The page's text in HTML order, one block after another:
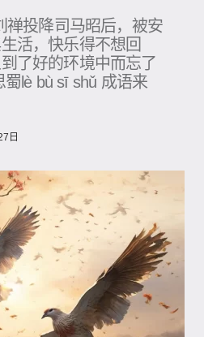
禅投降司马昭后，被安
活，快乐得不想回
了好的环境中而忘了
lè bù sī shǔ 成语来
日